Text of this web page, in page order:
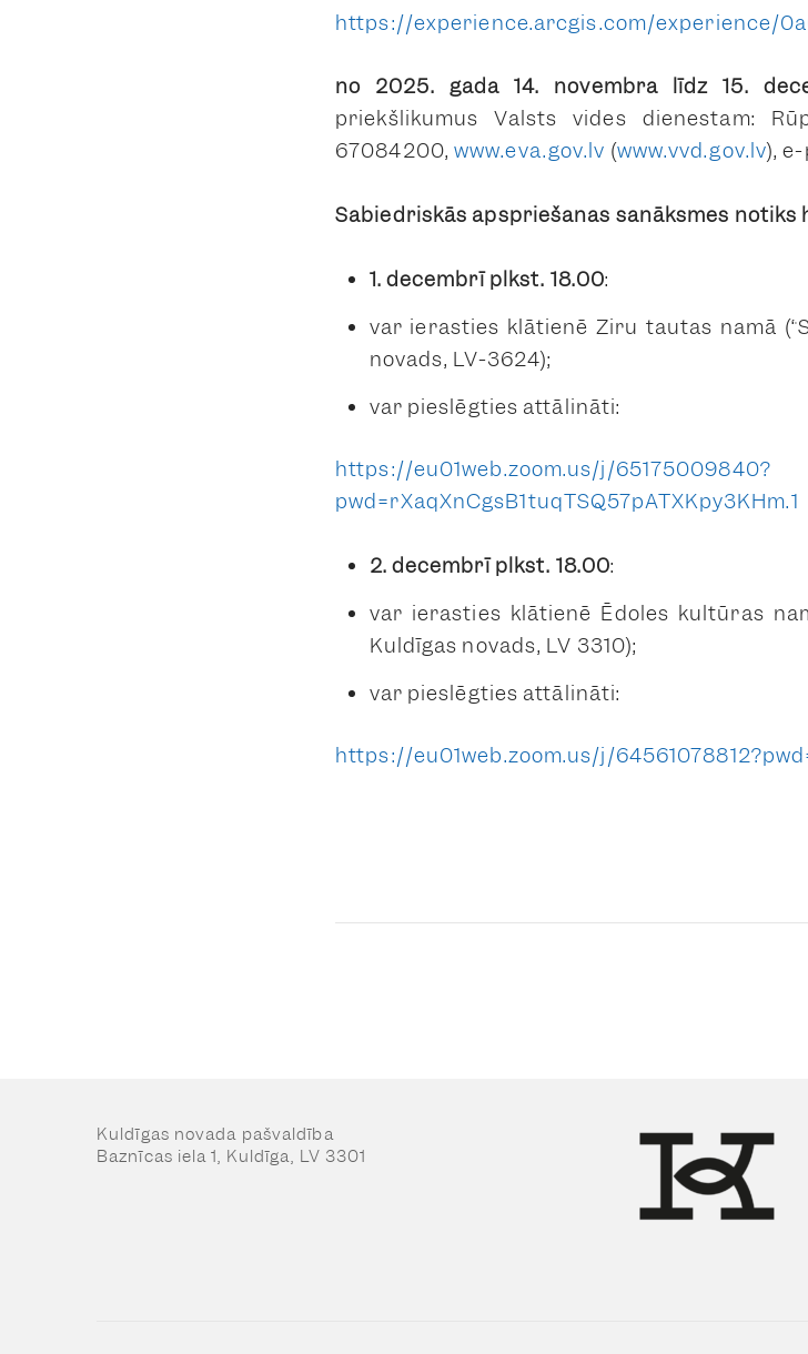
https://experience.arcgis.com/experience/
no 2025. gada 14. novembra līdz 15.
priekšlikumus Valsts vides dienestam:
67084200, www.eva.gov.lv (www.vvd.gov.lv),
Sabiedriskās apspriešanas sanāksmes notiks
1. decembrīplkst. 18.00:
var ierasties klātienē Ziru tautas namā
novads, LV-3624);
var pieslēgties attālināti:
https://eu01web.zoom.us/j/65175009840?
pwd=rXaqXnCgsB1tuqTSQ57pATXKpy3KHm.1
2. decembrīplkst. 18.00:
var ierasties klātienē Ēdoles kultūras
Kuldīgas novads, LV 3310);
var pieslēgties attālināti:
https://eu01web.zoom.us/j/
Kuldīgas novada pašvaldība
Baznīcas iela 1, Kuldīga, LV 3301